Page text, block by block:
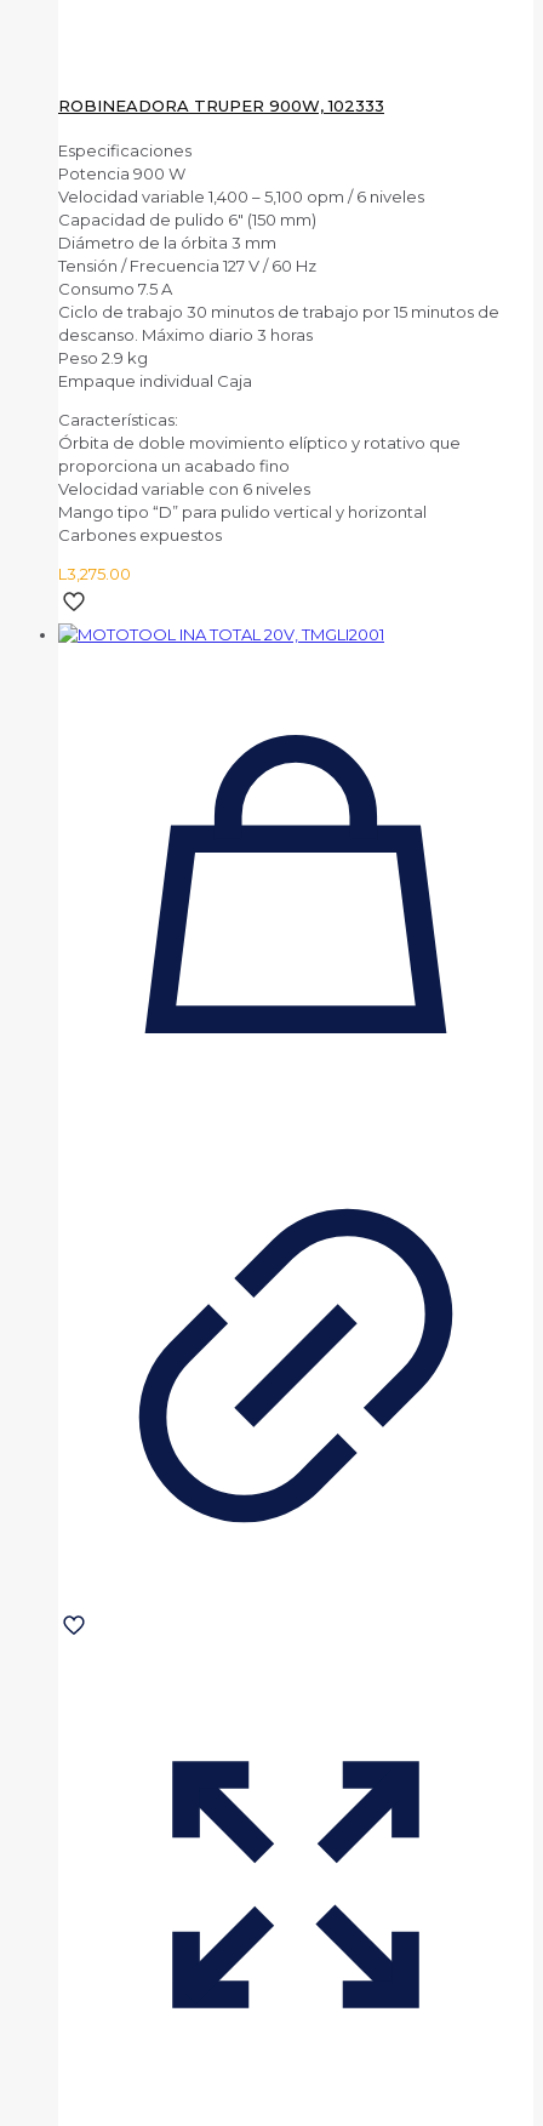
ROBINEADORA TRUPER 900W, 102333
Especificaciones
Potencia 900 W
Velocidad variable 1,400 – 5,100 opm / 6 niveles
Capacidad de pulido 6″ (150 mm)
Diámetro de la órbita 3 mm
Tensión / Frecuencia 127 V / 60 Hz
Consumo 7.5 A
Ciclo de trabajo 30 minutos de trabajo por 15 minutos de
descanso. Máximo diario 3 horas
Peso 2.9 kg
Empaque individual Caja
Características:
Órbita de doble movimiento elíptico y rotativo que
proporciona un acabado fino
Velocidad variable con 6 niveles
Mango tipo “D” para pulido vertical y horizontal
Carbones expuestos
L 3,275.00